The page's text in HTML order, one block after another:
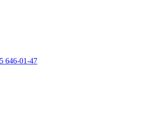
646-01-47